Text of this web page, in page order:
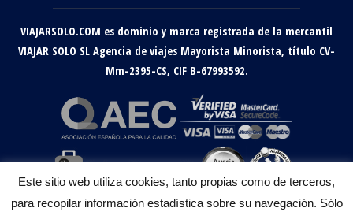
VIAJARSOLO.COM es dominio y marca registrada de la mercantil
VIAJAR SOLO SL Agencia de viajes Mayorista Minorista, título CV-
Mm-2395-CS, CIF B-67993592.
Este sitio web utiliza cookies, tanto propias como de terceros,
para recopilar información estadística sobre su navegación. Sólo